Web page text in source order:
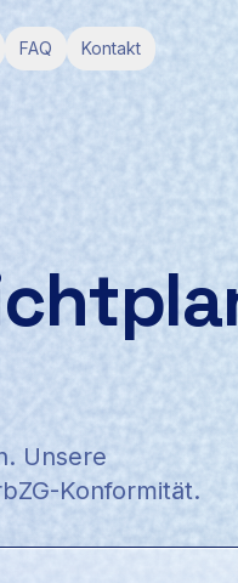
FAQ Kontakt
Unsere
Konformität.